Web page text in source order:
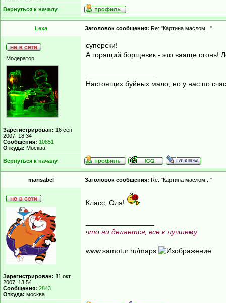
Вернуться к началу
Lexa Заголовок сообщения: Re: "Картина маслом..."
Модератор
Зарегистрирован: 16 сен
2007, 18:34
Сообщения: 10851
Откуда: Москва
суперски!
А горящий борщевик - это вааще огонь!
Настоящих буйных мало, но у нас по
Вернуться к началу
marisabel Заголовок сообщения: Re: "Картина маслом..."
Зарегистрирован: 11 окт
2007, 13:54
Сообщения: 2843
Откуда: москва
Класс, Оля!
что ни делается, все к лучшему
www.samotur.ru/maps